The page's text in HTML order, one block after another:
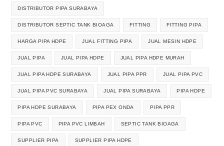
DISTRIBUTOR PIPA SURABAYA
DISTRIBUTOR SEPTIC TANK BIOAGA FITTING FITTING PIPA
HARGA PIPA HDPE JUAL FITTING PIPA JUAL MESIN HDPE
JUAL PIPA JUAL PIPA HDPE JUAL PIPA HDPE MURAH
JUAL PIPA HDPE SURABAYA JUAL PIPA PPR JUAL PIPA PVC
JUAL PIPA PVC SURABAYA JUAL PIPA SURABAYA PIPA HDPE
PIPA HDPE SURABAYA PIPA PEX ONDA PIPA PPR
PIPA PVC PIPA PVC LIMBAH SEPTIC TANK BIOAGA
SUPPLIER PIPA SUPPLIER PIPA HDPE